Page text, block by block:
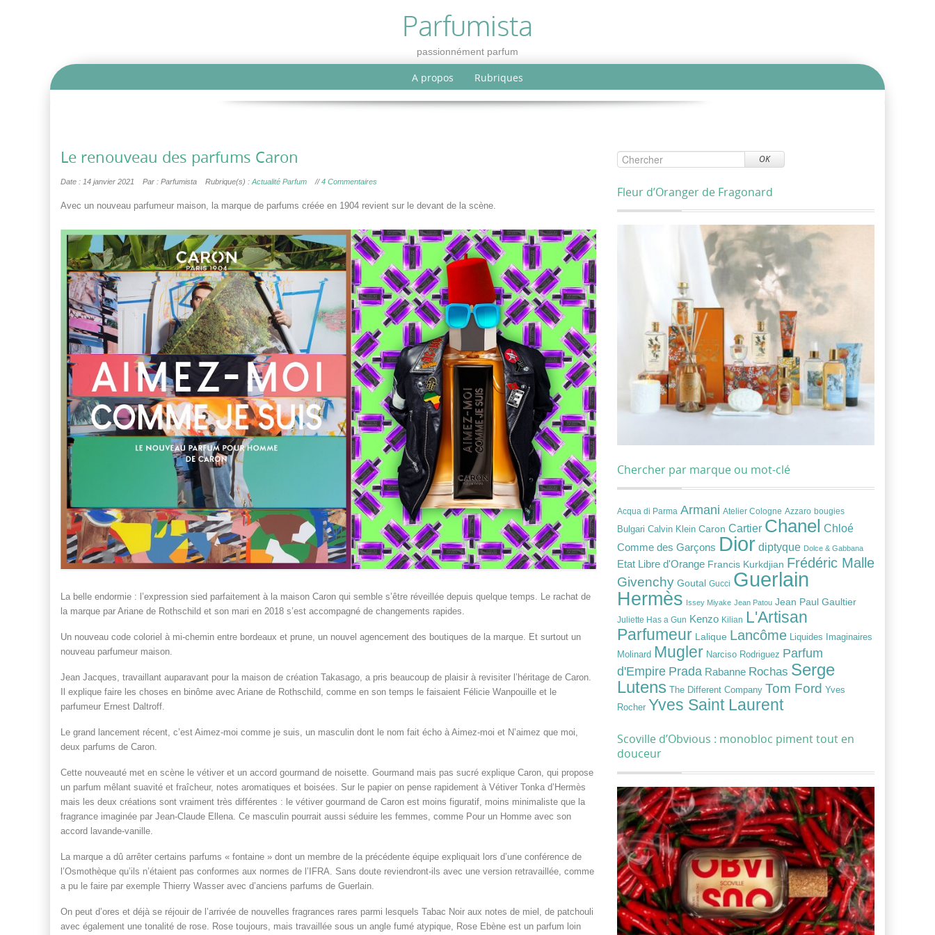
Parfumista
passionnément parfum
A propos Rubriques
Le renouveau des parfums Caron
Date : 14 janvier 2021 Par : Parfumista Rubrique(s) : Actualité Parfum //4 Commentaires
Avec un nouveau parfumeur maison, la marque de parfums créée en 1904 revient sur le devant de la scène.
La belle endormie : l’expression sied parfaitement à la maison Caron qui semble s’être réveillée depuis quelque temps. Le rachat de
la marque par Ariane de Rothschild et son mari en 2018 s’est accompagné de changements rapides.
Un nouveau code coloriel à mi-chemin entre bordeaux et prune, un nouvel agencement des boutiques de la marque. Et surtout un
nouveau parfumeur maison.
Jean Jacques, travaillant auparavant pour la maison de création Takasago, a pris beaucoup de plaisir à revisiter l’héritage de Caron.
Il explique faire les choses en binôme avec Ariane de Rothschild, comme en son temps le faisaient Félicie Wanpouille et le
parfumeur Ernest Daltroff.
Le grand lancement récent, c’est Aimez-moi comme je suis, un masculin dont le nom fait écho à Aimez-moi et N’aimez que moi,
deux parfums de Caron.
Cette nouveauté met en scène le vétiver et un accord gourmand de noisette. Gourmand mais pas sucré explique Caron, qui propose
un parfum mêlant suavité et fraîcheur, notes aromatiques et boisées. Sur le papier on pense rapidement à Vétiver Tonka d’Hermès
mais les deux créations sont vraiment très différentes : le vétiver gourmand de Caron est moins figuratif, moins minimaliste que la
fragrance imaginée par Jean-Claude Ellena. Ce masculin pourrait aussi séduire les femmes, comme Pour un Homme avec son
accord lavande-vanille.
La marque a dû arrêter certains parfums « fontaine » dont un membre de la précédente équipe expliquait lors d’une conférence de
l’Osmothèque qu’ils n’étaient pas conformes aux normes de l’IFRA. Sans doute reviendront-ils avec une version retravaillée, comme
a pu le faire par exemple Thierry Wasser avec d’anciens parfums de Guerlain.
On peut d’ores et déjà se réjouir de l’arrivée de nouvelles fragrances rares parmi lesquels Tabac Noir aux notes de miel, de patchouli
avec également une tonalité de rose. Rose toujours, mais travaillée sous un angle fumé atypique, Rose Ebène est un parfum loin
OK
Fleur d’Oranger de Fragonard
Chercher par marque ou mot-clé
Acqua di Parma Armani Atelier Cologne Azzaro bougies
Bulgari Calvin Klein Caron Cartier Chanel Chloé
Comme des Garçons Dior diptyque Dolce & Gabbana
Etat Libre d'Orange Francis Kurkdjian Frédéric Malle
Givenchy Goutal Gucci Guerlain
Hermès Issey Miyake Jean Patou Jean Paul Gaultier
Juliette Has a Gun Kenzo Kilian L'Artisan
Parfumeur Lalique Lancôme Liquides Imaginaires
Molinard Mugler Narciso Rodriguez Parfum
d'Empire Prada Rabanne Rochas Serge
Lutens
The Different Company Tom Ford Yves
Rocher Yves Saint Laurent
Scoville d’Obvious : monobloc piment tout en
douceur